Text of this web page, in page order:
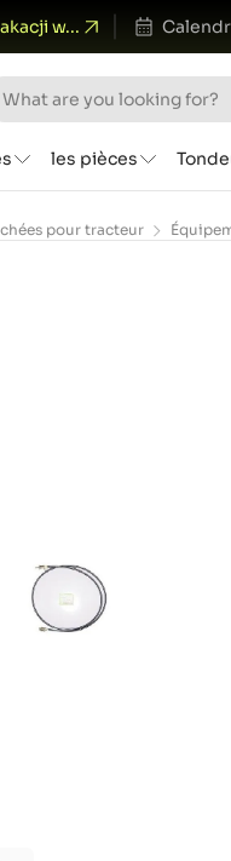
w...
les pièces
pour tracteur